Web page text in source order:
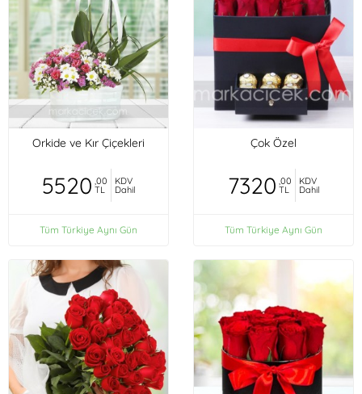
Orkide ve Kır Çiçekleri
5520 ,00
TL
KDV
Dahil
Tüm Türkiye Aynı Gün
Çok Özel
7320 ,00
TL
KDV
Dahil
Tüm Türkiye Aynı Gün